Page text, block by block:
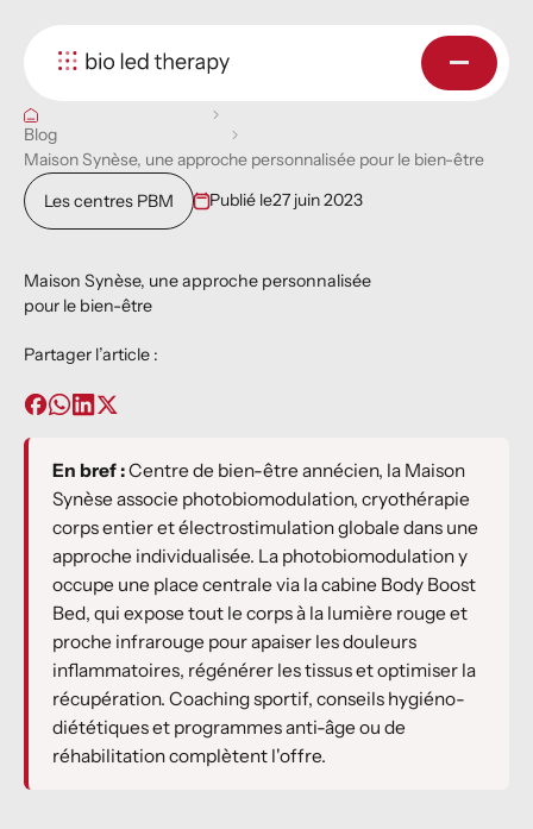
Blog
Maison Synèse, une approche personnalisée pour le bien-être
Les centres PBM
Publié le27 juin 2023
Maison Synèse, une approche personnalisée
pour le bien-être
Partager l’article :
En bref :Centre de bien-être annécien, la Maison
Synèse associe photobiomodulation, cryothérapie
corps entier et électrostimulation globale dans une
approche individualisée. La photobiomodulation y
occupe une place centrale via la cabine Body Boost
Bed, qui expose tout le corps à la lumière rouge et
proche infrarouge pour apaiser les douleurs
inflammatoires, régénérer les tissus et optimiser la
récupération. Coaching sportif, conseils hygiéno-
diététiques et programmes anti-âge ou de
réhabilitation complètent l'offre.